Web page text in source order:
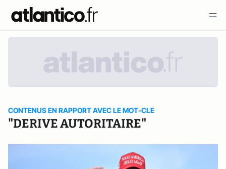
CONTENUS EN RAPPORT AVEC LE MOT-CLE
"DERIVE AUTORITAIRE"